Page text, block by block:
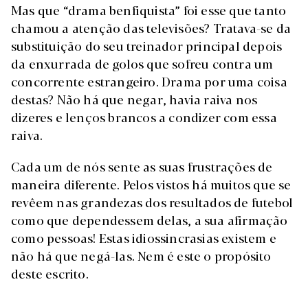
Mas que “drama benfiquista” foi esse que tanto
chamou a atenção das televisões? Tratava-se da
substituição do seu treinador principal depois
da enxurrada de golos que sofreu contra um
concorrente estrangeiro. Drama por uma coisa
destas? Não há que negar, havia raiva nos
dizeres e lenços brancos a condizer com essa
raiva.
Cada um de nós sente as suas frustrações de
maneira diferente. Pelos vistos há muitos que se
revêem nas grandezas dos resultados de futebol
como que dependessem delas, a sua afirmação
como pessoas! Estas idiossincrasias existem e
não há que negá-las. Nem é este o propósito
deste escrito.